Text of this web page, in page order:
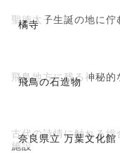
橘寺
聖徳太子生誕の地に佇
飛鳥の石造物
飛鳥地方に残る神秘的
奈良県立 万葉文化館
古代の詩情に触れる総
施設